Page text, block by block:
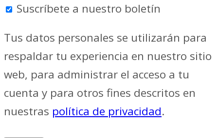
Suscríbete a nuestro boletín
Tus datos personales se utilizarán para
respaldar tu experiencia en nuestro sitio
web, para administrar el acceso a tu
cuenta y para otros fines descritos en
nuestras política de privacidad.